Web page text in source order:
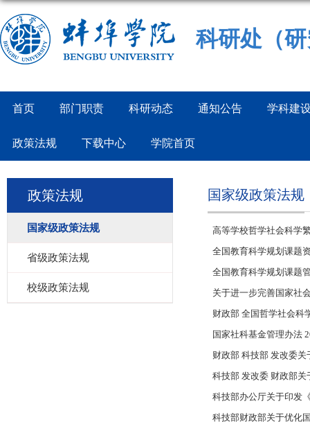
科研处（
首页 部门职责 科研动态 通知公告 学科建
政策法规 下载中心 学院首页
政策法规
国家级政策法规
省级政策法规
校级政策法规
国家级政策法规
高等学校哲学社会科学
全国教育科学规划课题
全国教育科学规划课题
关于进一步完善国家社
财政部 全国哲学社会科
国家社科基金管理办法
财政部 科技部 发改委
科技部 发改委 财政部
科技部办公厅关于印发
科技部财政部关于优化